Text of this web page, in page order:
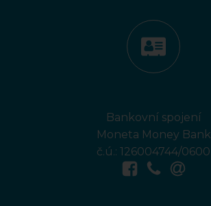
Bankovní spojení
Moneta Money Bank
č.ú.: 126004744/0600